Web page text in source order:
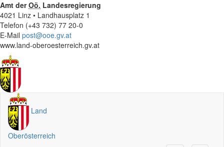
Amt derOö. Landesregierung
4021 Linz • Landhausplatz 1
Telefon (+43 732) 77 20-0
E-Mail post@ooe.gv.at
www.land-oberoesterreich.gv.at
Land
Oberösterreich